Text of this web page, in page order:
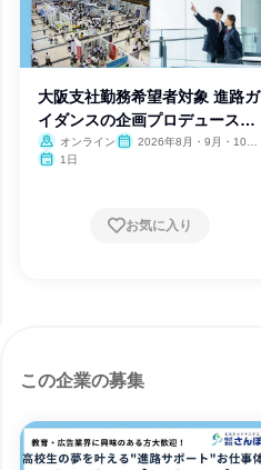
大阪支社勤務希望者対象 進路ガ
イダンスの企画プロデュース体
験
オンライン
2026年8月・9月・10
1日
お気に入り
この企業の募集